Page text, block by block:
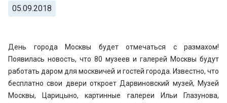
05.09.2018
День города Москвы будет отмечаться с размахом!
Появилась новость, что 80 музеев и галерей Москвы будут
работать даром для москвичей и гостей города. Известно, что
бесплатно свои двери откроет Дарвиновский музей, Музей
Москвы, Царицыно, картинные галереи Ильи Глазунова,